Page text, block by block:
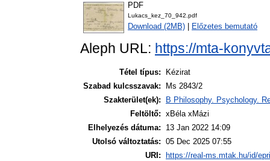
PDF
Lukacs_kez_70_942.pdf
Download (2MB) Előzetes bemutató
Aleph URL: https://mta-
Tétel típus:
Kézirat
Szabad kulcsszavak:
Ms 2843/2
Szakterület(ek):
B Philosophy. Psychology.
Feltöltő: xBéla xMázi
Elhelyezés dátuma:
13 Jan 2022 14:09
Utolsó változtatás: 05 Dec 2025 07:55
URI:
https://real-ms.mtak.hu/id/